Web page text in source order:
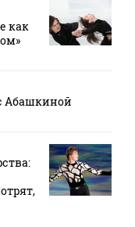
как
Абашкиной